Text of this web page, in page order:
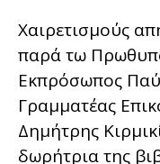
Χαιρετισμούς
παρά τω
Εκπρόσωπος
Γραμματέας
Δημήτρης
δωρήτρια της